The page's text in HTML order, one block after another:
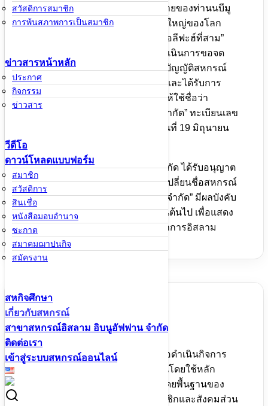
สวัสดิการสมาชิก
การพ้นสภาพการเป็นสมาชิก
ข่าวสารหน้าหลัก
ประกาศ
กิจกรรม
ข่าวสาร
วีดีโอ
ดาวน์โหลดแบบฟอร์ม
สมาชิก
สวัสดิการ
สินเชื่อ
หนังสือมอบอำนาจ
ซะกาต
สมาคมฌาปนกิจ
สมัครงาน
สหกิจศึกษา
เกี่ยวกับสหกรณ์
สาขาสหกรณ์อิสลาม อิบนูอัฟฟาน จำกัด
ติดต่อเรา
เข้าสู่ระบบสหกรณ์ออนไลน์
เพื่อเป็นเกียรติแก่ “ซอฮาบะฮ์” (สหายของท่านนบีมู
ฮัมหมัด (ซ.ล.) ) ผู้เป็นนักธุรกิจที่ยิ่งใหญ่ของโลก
มุสลิม คือ “อุษมาน บินอัฟฟาน” “คอลีฟะฮ์ที่สาม”
แห่งประวัติศาสตร์อิสลาม จึงได้ดำเนินการขอจด
ทะเบียนเป็นสหกรณ์ ตามพระราชบัญญัติสหกรณ์
พ.ศ.2542 ต่อนายทะเบียนสหกรณ์และได้รับการ
สนับสนุนอย่างดีจากภาครัฐฯโดยให้ใช้ชื่อว่า
“สหกรณ์ออมทรัพย์ อิบนูอัฟฟาน จำกัด” ทะเบียนเลข
ที่ อ. 008335 มีผลบังคับใช้ตั้งแต่วันที่ 19 มิถุนายน
สหกรณ์ออมทรัพย์อิบนูอัฟฟาน จำกัด ได้รับอนุญาต
จากสหกรณ์จังหวัดปัตตานีในการเปลี่ยนชื่อสหกรณ์
เป็น “สหกรณ์อิสลาม อิบนูอัฟฟาน จำกัด” มีผลบังคับ
ใช้ตั้งแต่วันที่ 5 สิงหาคม 2556 เป็นต้นไป เพื่อแสดง
ถึงการดำเนินการสหกรณ์ตามหลักการอิสลาม
วัตถุประสงค์
เพื่อส่งเสริมให้สมาชิกพึ่งตนเองเพื่อดำเนินกิจการ
ร่วมกันและช่วยเหลือซึ่งกันและกันโดยใช้หลัก
คุณธรรมและจริยธรรมอันดีงามโดยพื้นฐานของ
มนุษย์เพื่อให้เกิดประโยชน์แก่สมาชิกและสังคมส่วน